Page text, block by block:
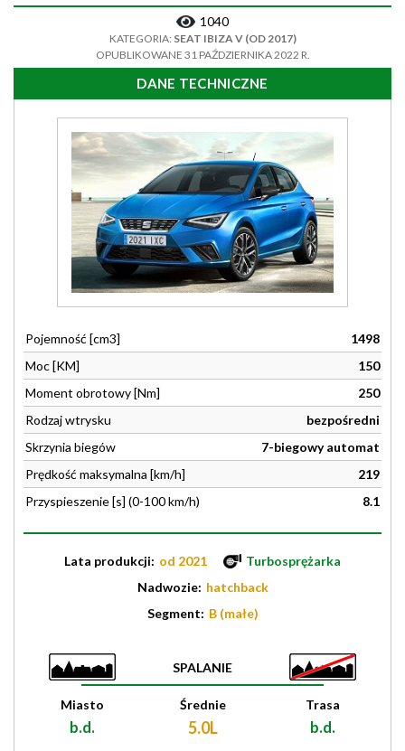
1040
KATEGORIA: SEAT IBIZA V (OD 2017)
OPUBLIKOWANE 31 PAŹDZIERNIKA 2022 R.
DANE TECHNICZNE
Pojemność [cm3]
1498
Moc [KM]
150
Moment obrotowy [Nm]
250
Rodzaj wtrysku
bezpośredni
Skrzynia biegów
7-biegowy automat
Prędkość maksymalna [km/h]
219
Przyspieszenie [s] (0-100 km/h)
8.1
Lata produkcji: od 2021
Turbosprężarka
Nadwozie: hatchback
Segment: B (małe)
SPALANIE
Miasto
b.d.
Średnie
5.0L
Trasa
b.d.